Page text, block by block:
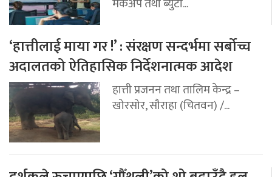
‘हात्तीलाई माया गर !’ : संरक्षण सन्दर्भमा सर्बोच्च
अदालतको ऐतिहासिक निर्देशनात्मक आदेश
हात्ती प्रजनन तथा तालिम केन्द्र –
खोरसोर, सौराहा (चितवन) /...